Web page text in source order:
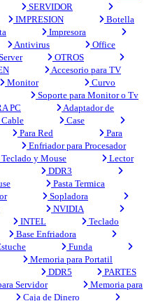
SERVIDOR
IMPRESION
Botella
Impresora
Antivirus
Office
OTROS
Accesorio para TV
Monitor
Curvo
Soporte para Monitor o Tv
PC
Adaptador de
Cable
Case
Para Red
Para
Enfriador para Procesador
y Mouse
Lector
DDR3
Pasta Termica
Sopladora
NVIDIA
INTEL
Teclado
Base Enfriadora
Funda
Memoria para Portatil
DDR5
PARTES
Servidor
Memoria para
Caja de Dinero